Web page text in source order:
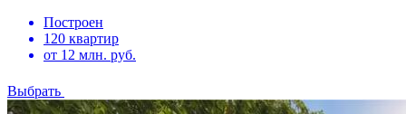
Построен
120 квартир
от 12 млн. руб.
Выбрать